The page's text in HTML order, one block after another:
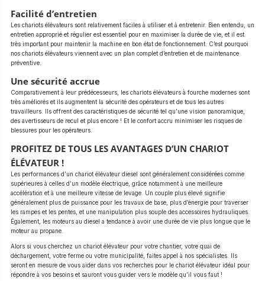
Facilité d’entretien
Les chariots élévateurs sont relativement faciles à utiliser et à entretenir. Bien entendu, un
entretien approprié et régulier est essentiel pour en maximiser la durée de vie, et il est
très important pour maintenir la machine en bon état de fonctionnement. C’est pourquoi
nos chariots élévateurs viennent avec un plan complet d’entretien et de maintenance
préventive.
Une sécurité accrue
Comparativement à leur prédécesseurs, les chariots élévateurs à fourche modernes sont
très améliorés et ils augmentent la sécurité des opérateurs et de tous les autres
travailleurs. Ils offrent des caractéristiques de sécurité tel qu’une vision panoramique,
des avertisseurs de recul et plus encore ! Et le confort accru minimiser les risques de
blessures pour les opérateurs.
PROFITEZ DE TOUS LES AVANTAGES D’UN CHARIOT
ÉLÉVATEUR !
Les performances d’un chariot élévateur diesel sont généralement considérées comme
supérieures à celles d’un modèle électrique, grâce notamment à une meilleure
accélération et à une meilleure vitesse de levage. Un couple plus élevé signifie
généralement plus de puissance pour les travaux de base, plus d’énergie pour traverser
les rampes et les pentes, et une manipulation plus souple des accessoires hydrauliques.
Également, les moteurs au diesel a tendance à avoir une durée de vie plus longue que le
moteur au propane.
Alors si vous cherchez un chariot élévateur pour votre chantier, votre quai de
déchargement, votre ferme ou votre municipalité, faites appel à nos spécialistes. Ils
seront en mesure de vous aider dans vos recherches pour le chariot élévateur idéal pour
répondre à vos besoins et sauront vous guider vers le modèle qu’il vous faut !